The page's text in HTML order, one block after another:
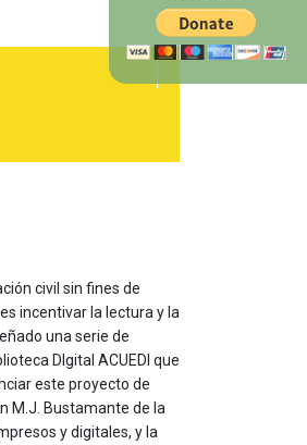
civil sin fines de
incentivar la lectura y la
una serie de
DIgital ACUEDI que
este proyecto de
M.J. Bustamante de la
y digitales, y la